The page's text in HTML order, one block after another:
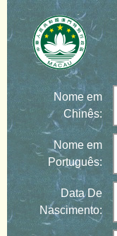
Nome em
Chinês:
Nome em
Português:
Data De
Nascimento: